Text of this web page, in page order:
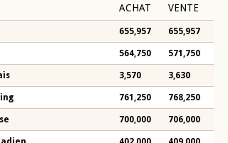
ACHAT VENTE
655,957 655,957
564,750 571,750
3,570 3,630
761,250 768,250
700,000 706,000